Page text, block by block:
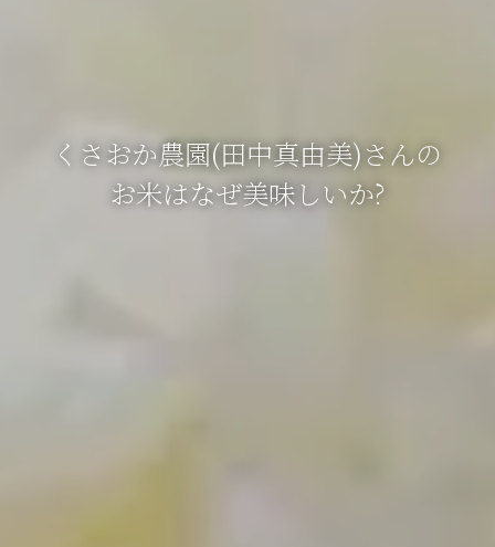
くさおか農園(田中真由美)さんの
お米はなぜ美味しいか?